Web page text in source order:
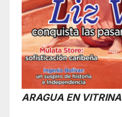
ARAGUA EN VITRINA